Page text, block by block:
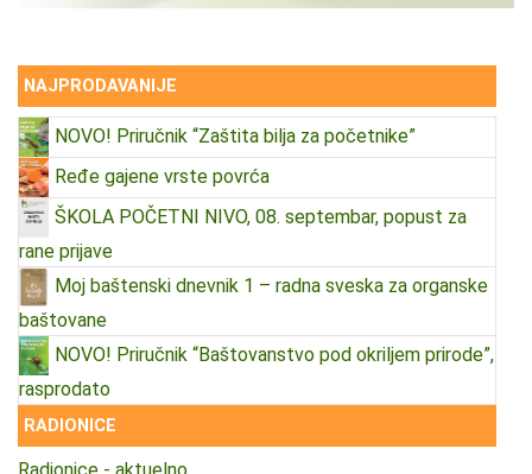
NAJPRODAVANIJE
NOVO! Priručnik “Zaštita bilja za početnike”
Ređe gajene vrste povrća
ŠKOLA POČETNI NIVO, 08. septembar, popust za
rane prijave
Moj baštenski dnevnik 1 – radna sveska za organske
baštovane
NOVO! Priručnik “Baštovanstvo pod okriljem prirode”,
rasprodato
RADIONICE